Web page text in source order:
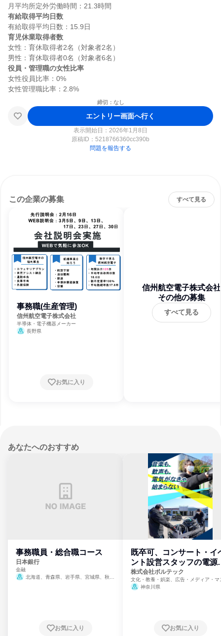
有給取得平均日数
育児休業取得者数
女性：育休取得者2名（対象者2名）
役員・管理職の女性比率
女性役員比率：0%
締切：なし
エントリー画面へ行く
表示開始日：2026年1月8日
原稿ID： 5218766360cc390b
問題を報告する
この企業の募集 すべて見る
事務職(生産管理)
信州航空電子株式会社
半導体・電子機器メーカー
長野県
お気に入り
信州航空電子株式会社
その他の募集
すべて見る
あなたへのおすすめ
事務職員・総合職コース
日本銀行
金融
北海道、青森県、岩手県、宮城県、秋田
崎県、熊本県、大分県、宮崎県、鹿児島県、
お気に入り
既卒可、コンサート・イ
ント設営スタッフの電源
門
株式会社ボルテック
文化・教養・娯楽、広告・メディア・マ
ミ、電力・ガス・水道・エネルギー
神奈川県
お気に入り